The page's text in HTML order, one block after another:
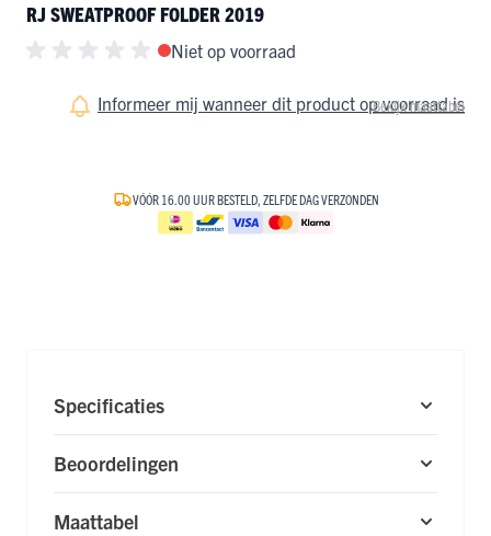
RJ SWEATPROOF FOLDER 2019
Niet op voorraad
Bekijk maattabel
Informeer mij wanneer dit product op voorraad is
VÓÓR 16.00 UUR BESTELD, ZELFDE DAG VERZONDEN
Specificaties
Beoordelingen
Maattabel